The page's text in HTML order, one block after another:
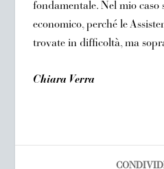
fondamentale. Nel mio
economico, perché le
trovate in difficoltà, ma
Chiara Verra